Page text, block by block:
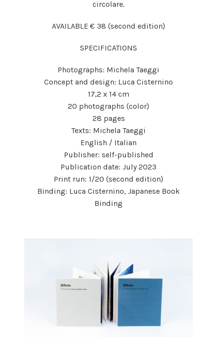
circolare.
AVAILABLE € 38 (second edition)
SPECIFICATIONS
Photographs: Michela Taeggi
Concept and design: Luca Cisternino
17,2 x 14 cm
20 photographs (color)
28 pages
Texts: Michela Taeggi
English / Italian
Publisher: self-published
Publication date: July 2023
Print run: 1/20 (second edition)
Binding: Luca Cisternino, Japanese Book
Binding